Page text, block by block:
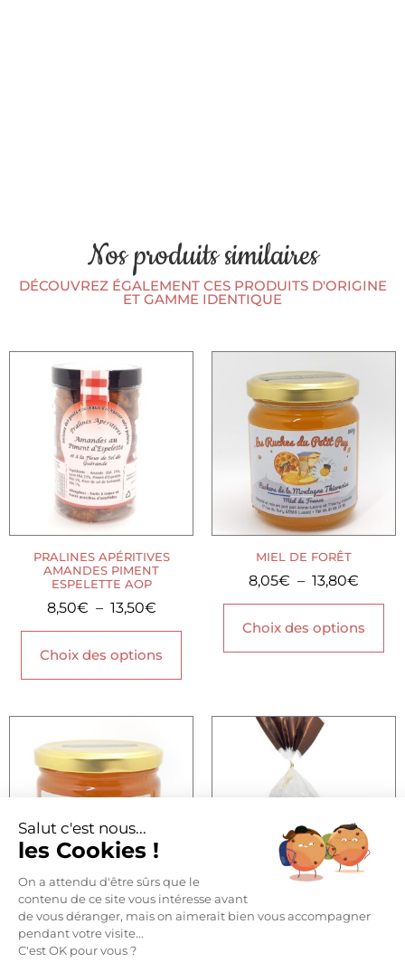
Nos produits similaires
DÉCOUVREZ ÉGALEMENT CES PRODUITS D'ORIGINE
ET GAMME IDENTIQUE
PRALINES APÉRITIVES
AMANDES PIMENT
ESPELETTE AOP
8,50€ – 13,50€
Choix des options
MIEL DE FORÊT
8,05€ – 13,80€
Choix des options
MIEL DE MONTAGNE
D’AUVERGNE
8,05€ – 13,80
BONBONS SAVEUR D’ANTAN
Salut c'est nous...
les Cookies !
On a attendu d'être sûrs que le
contenu de ce site vous intéresse avant
de vous déranger, mais on aimerait bien vous accompagner
pendant votre visite...
C'est OK pour vous ?